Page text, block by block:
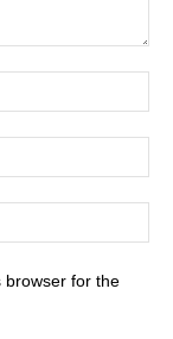
browser for the